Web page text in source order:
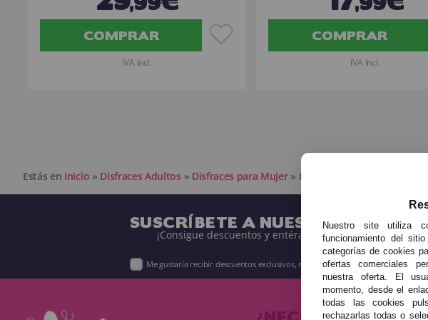
COMPRAR
IVA Incl.
COMPRAR
IVA Incl.
Estás en Inicio » Disfraces Adultos » Disfraces para Mujer » Disfraces de Cuentos y
SUSCRÍBETE A NUESTRA
¡Consigue descuentos y entérate de todo antes que
Me gustaría recibir descuentos exclusivos, novedades y tendencias por e-
¿NECESITAS
Nuestro site utiliza
funcionamiento del
categorías de cookies
ofertas comerciales
nuestra oferta. El
momento, desde el
todas las cookies
rechazarlas todas o